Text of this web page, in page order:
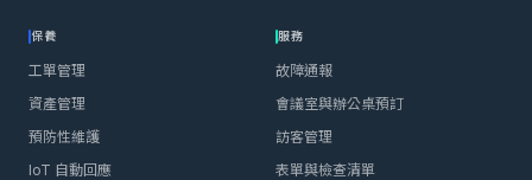
保養
工單管理
資產管理
預防性維護
IoT 自動回應
服務
故障通報
會議室與辦公桌預訂
訪客管理
表單與檢查清單